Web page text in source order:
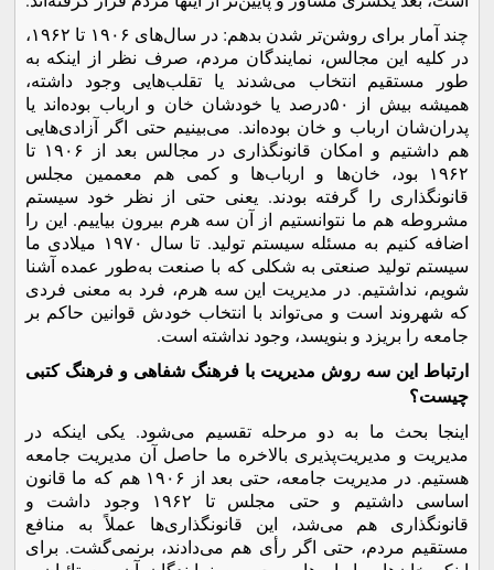
چند آمار برای روشن‌تر شدن بدهم: در سال‌های ۱۹۰۶ تا ۱۹۶۲،
در کلیه این مجالس، نمایندگان مردم، صرف نظر از اینکه به
طور مستقیم انتخاب می‌شدند یا تقلب‌هایی وجود داشته،
همیشه بیش از ۵۰درصد یا خودشان خان و ارباب بوده‌اند یا
پدران‌شان ارباب و خان بوده‌اند. می‌بینیم حتی اگر آزادی‌هایی
هم داشتیم و امکان قانونگذاری در مجالس بعد از ۱۹۰۶ تا
۱۹۶۲ بود، خان‌ها و ارباب‌ها و کمی هم معممین مجلس
قانونگذاری را گرفته بودند. یعنی حتی از نظر خود سیستم
مشروطه هم ما نتوانستیم از آن سه هرم بیرون بیاییم. این را
اضافه کنیم به مسئله سیستم تولید. تا سال ۱۹۷۰ میلادی ما
سیستم تولید صنعتی به شکلی که با صنعت به‌طور عمده آشنا
شویم، نداشتیم. در مدیریت این سه هرم، فرد به معنی فردی
که شهروند است و می‌تواند با انتخاب خودش قوانین حاکم بر
جامعه را بریزد و بنویسد، وجود نداشته است.
ارتباط این سه روش مدیریت با فرهنگ شفاهی و فرهنگ کتبی
چیست؟
اینجا بحث ما به دو مرحله تقسیم می‌شود. یکی اینکه در
مدیریت و مدیریت‌پذیری بالاخره ما حاصل آن مدیریت جامعه
هستیم. در مدیریت جامعه، حتی بعد از ۱۹۰۶ هم که ما قانون
اساسی داشتیم و حتی مجلس تا ۱۹۶۲ وجود داشت و
قانونگذاری هم می‌شد، این قانونگذاری‌ها عملاً به منافع
مستقیم مردم، حتی اگر رأی هم می‌دادند، برنمی‌گشت. برای